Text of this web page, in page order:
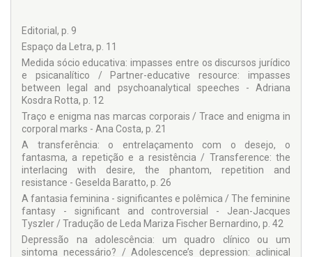
Editorial, p. 9
Espaço da Letra, p. 11
Medida sócio educativa: impasses entre os discursos jurídico
e psicanalítico / Partner-educative resource: impasses
between legal and psychoanalytical speeches - Adriana
Kosdra Rotta, p. 12
Traço e enigma nas marcas corporais / Trace and enigma in
corporal marks - Ana Costa, p. 21
A transferência: o entrelaçamento com o desejo, o
fantasma, a repetição e a resistência / Transference: the
interlacing with desire, the phantom, repetition and
resistance - Geselda Baratto, p. 26
A fantasia feminina - significantes e polêmica / The feminine
fantasy - significant and controversial - Jean-Jacques
Tyszler / Tradução de Leda Mariza Fischer Bernardino, p. 42
Depressão na adolescência: um quadro clínico ou um
sintoma necessário? / Adolescence’s depression: aclinical